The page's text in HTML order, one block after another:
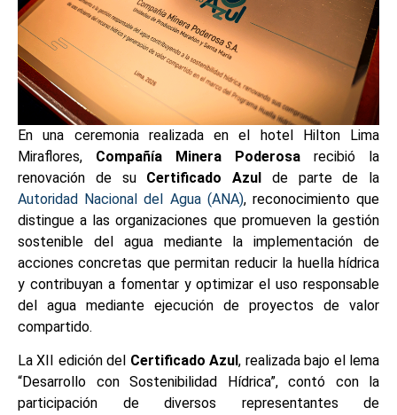
En una ceremonia realizada en el hotel Hilton Lima
Miraflores, Compañía Minera Poderosa recibió la
renovación de su Certificado Azul de parte de la
Autoridad Nacional del Agua (ANA), reconocimiento que
distingue a las organizaciones que promueven la gestión
sostenible del agua mediante la implementación de
acciones concretas que permitan reducir la huella hídrica
y contribuyan a fomentar y optimizar el uso responsable
del agua mediante ejecución de proyectos de valor
compartido.
La XII edición del Certificado Azul, realizada bajo el lema
“Desarrollo con Sostenibilidad Hídrica”, contó con la
participación de diversos representantes de